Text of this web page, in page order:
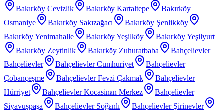
Bakırköy Cevizlik
Bakırköy Kartaltepe
Bakırköy
Osmaniye
Bakırköy Sakızağacı
Bakırköy Şenlikköy
Bakırköy Yenimahalle
Bakırköy Yeşilköy
Bakırköy Yeşilyurt
Bakırköy Zeytinlik
Bakırköy Zuhuratbaba
Bahçelievler
Bahçelievler
Bahçelievler Cumhuriyet
Bahçelievler
Çobançeşme
Bahçelievler Fevzi Çakmak
Bahçelievler
Hürriyet
Bahçelievler Kocasinan Merkez
Bahçelievler
Siyavuşpaşa
Bahçelievler Soğanlı
Bahçelievler Şirinevler